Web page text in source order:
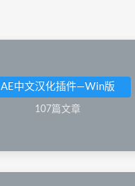
AE中文汉化插件—Win版
107篇文章